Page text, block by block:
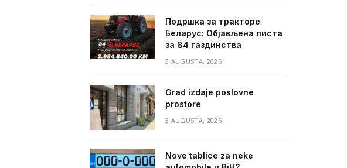
Подршка за тракторе
Беларус: Објављена листа
за 84 газдинства
3 AUGUSTA, 2026
Grad izdaje poslovne
prostore
3 AUGUSTA, 2026
Nove tablice za neke